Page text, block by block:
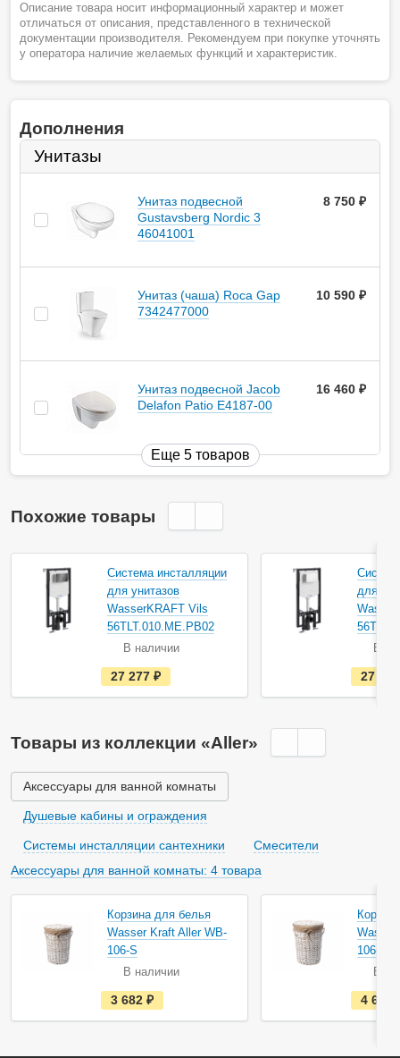
Описание товара носит информационный характер и может
отличаться от описания, представленного в технической
документации производителя. Рекомендуем при покупке уточнять
у оператора наличие желаемых функций и характеристик.
Дополнения
Унитазы
Унитаз подвесной
Gustavsberg Nordic 3
46041001
8 750
Унитаз (чаша) Roca Gap
7342477000
10 590
Унитаз подвесной Jacob
Delafon Patio Е4187-00
16 460
Еще 5 товаров
Похожие товары
Система инсталляции
для унитазов
WasserKRAFT Vils
56TLT.010.ME.PB02
В наличии
е
с
т
а
и
ч
и
и
27 277
для
В
27
Товары из коллекции «Aller»
Аксессуары для ванной комнаты
Душевые кабины и ограждения
Системы инсталляции сантехники
Смесители
Аксессуары для ванной комнаты: 4 товара
Корзина для белья
Wasser Kraft Aller WB-
106-S
В наличии
е
с
т
3 682
Wasser
106-M
В
4 697